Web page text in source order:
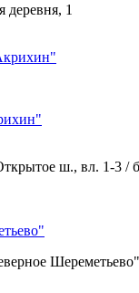
1
ш., вл. 1-3 /